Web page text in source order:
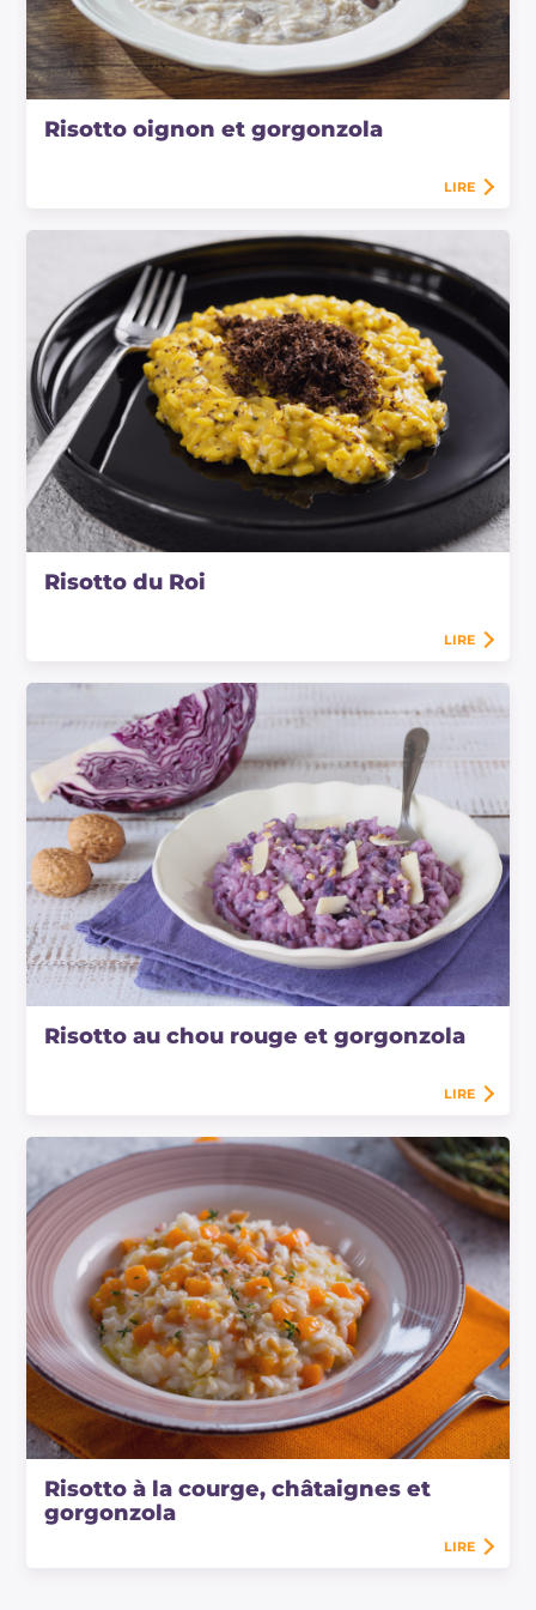
Risotto oignon et gorgonzola
LIRE
Risotto du Roi
LIRE
Risotto au chou rouge et gorgonzola
LIRE
Risotto à la courge, châtaignes et
gorgonzola
LIRE